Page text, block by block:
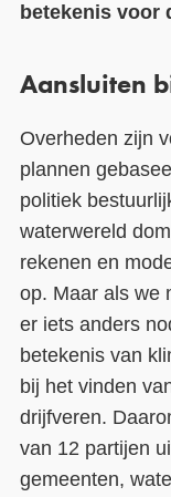
betekenis voor
Aansluiten
Overheden zijn
plannen
politiek
waterwereld
rekenen en
op. Maar als we
er iets anders
betekenis van
bij het vinden
drijfveren.
van 12 partijen
gemeenten,